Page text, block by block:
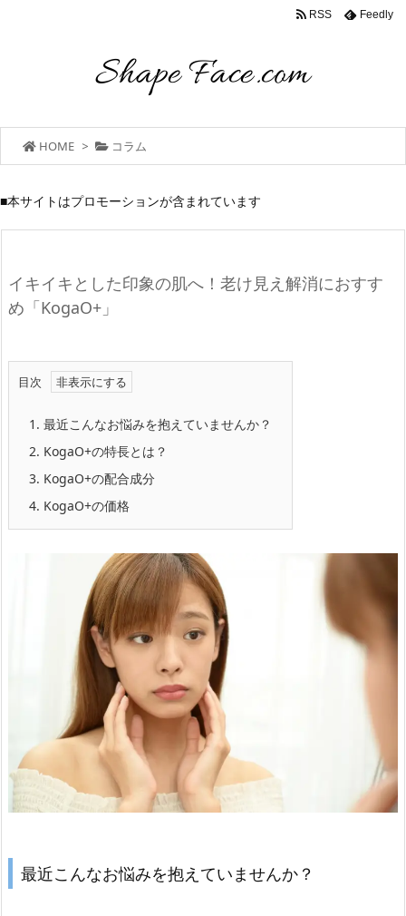
RSS Feedly
HOME > コラム
■本サイトはプロモーションが含まれています
イキイキとした印象の肌へ！老け見え解消におすす
め「KogaO+」
目次
1. 最近こんなお悩みを抱えていませんか？
2. KogaO+の特長とは？
3. KogaO+の配合成分
4. KogaO+の価格
最近こんなお悩みを抱えていませんか？